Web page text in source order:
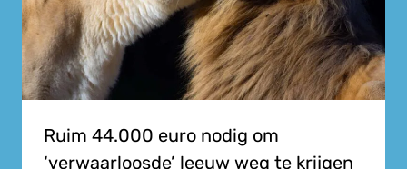
Ruim 44.000 euro nodig om
‘verwaarloosde’ leeuw weg te krijgen